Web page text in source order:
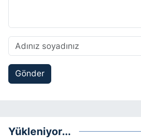
Gönder
Yükleniyor...